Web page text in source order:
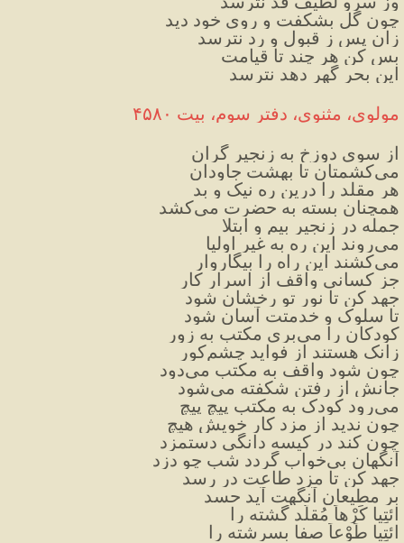
چون گل بشکفت و روی خود دید
زان پس ز قبول و رد نترسد
بس کن هر چند تا قیامت
این بحر گهر دهد نترسد
مولوی، مثنوی، دفتر سوم، بیت ۴۵۸۰
از سوی دوزخ به زنجیر گران
می‌کشمتان تا بهشت جاودان
هر مقلد را درین ره نیک و بد
همچنان بسته به حضرت می‌کشد
جمله در زنجیر بیم و ابتلا
می‌روند این ره به غیر اولیا
می‌کشند این راه را بیگاروار
جز کسانی واقف از اسرار کار
جهد کن تا نور تو رخشان شود
تا سلوک و خدمتت آسان شود
کودکان را می‌بری مکتب به زور
زانک هستند از فواید چشم‌کور
چون شود واقف به مکتب می‌دود
جانش از رفتن شکفته می‌شود
می‌رود کودک به مکتب پیچ پیچ
چون ندید از مزد کار خویش هیچ
چون کند در کیسه دانگی دستمزد
آنگهان بی‌خواب گردد شب چو دزد
جهد کن تا مزد طاعت در رسد
بر مطیعان آنگهت آید حسد
ِائتِیا کَرْهاً مُقلّد گشته را
ائتِیا طَوْعاً صفا بسرشته را